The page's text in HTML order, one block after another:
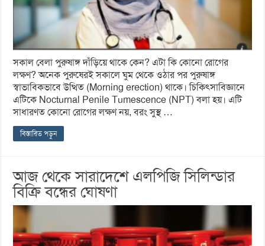
সকাল বেলা পুরুষাঙ্গ দাঁড়িয়ে থাকে কেন? এটা কি কোনো রোগের
লক্ষণ? অনেক পুরুষেরই সকালে ঘুম থেকে ওঠার পর পুরুষাঙ্গ
স্বাভাবিকভাবে উত্থিত (Morning erection) থাকে। চিকিৎসাবিজ্ঞানে
এটিকে Nocturnal Penile Tumescence (NPT) বলা হয়। এটি
সাধারণত কোনো রোগের লক্ষণ নয়, বরং সুস্থ …
বিস্তারিত পড়ুন
আজ থেকে সারাদেশে এলপিজি সিলিন্ডার
বিক্রি বন্ধের ঘোষণা